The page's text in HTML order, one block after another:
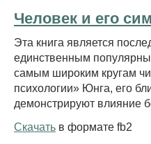
Человек и его
Эта книга является
единственным
самым широким кругам
психологии» Юнга, его
демонстрируют влияние
Скачать в формате fb2